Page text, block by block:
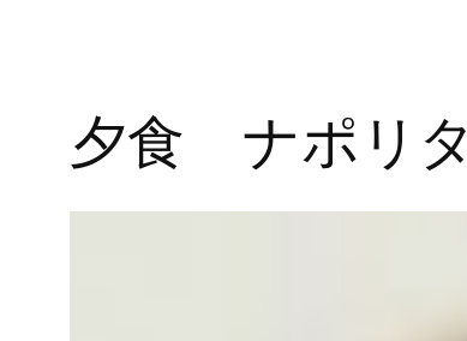
夕食 ナポリ